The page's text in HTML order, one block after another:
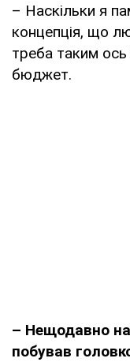
– Наскільки я
концепція, що
треба таким
бюджет.
– Нещодавно
побував